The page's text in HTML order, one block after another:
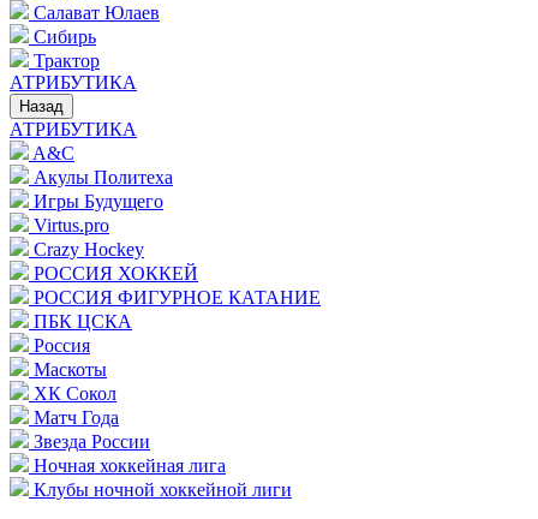
Салават Юлаев
Сибирь
Трактор
АТРИБУТИКА
Назад
АТРИБУТИКА
A&C
Акулы Политеха
Игры Будущего
Virtus.pro
Crazy Hockey
РОССИЯ ХОККЕЙ
РОССИЯ ФИГУРНОЕ КАТАНИЕ
ПБК ЦСКА
Россия
Маскоты
ХК Сокол
Матч Года
Звезда России
Ночная хоккейная лига
Клубы ночной хоккейной лиги